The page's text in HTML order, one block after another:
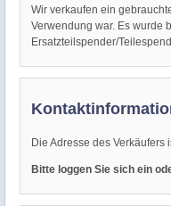
Wir verkaufen ein
Verwendung war. Es wurde
Ersatzteilspender/
Die Adresse des
Bitte loggen Sie sich ein